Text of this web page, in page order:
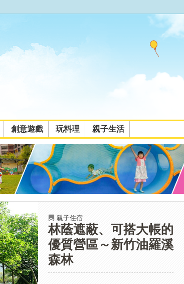
創意遊戲 玩料理 親子生活
親子住宿
林蔭遮蔽、可搭大帳的
優質營區～新竹油羅溪
森林